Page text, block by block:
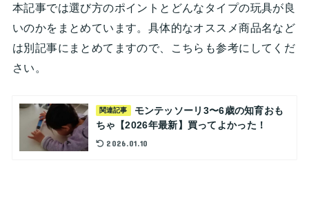
本記事では選び方のポイントとどんなタイプの玩具が良
いのかをまとめています。具体的なオススメ商品名など
は別記事にまとめてますので、こちらも参考にしてくだ
さい。
関連記事
モンテッソーリ3〜6歳の知育おも
ちゃ【2026年最新】買ってよかった！
2026.01.10